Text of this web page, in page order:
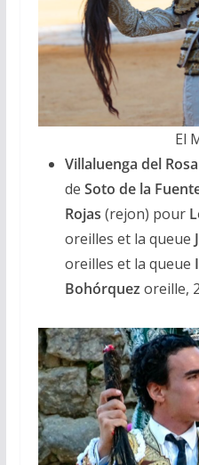
El
Villaluenga del
de Soto de la
Rojas (rejon) pour
oreilles et la queue
oreilles et la queue
Bohórquez oreille,